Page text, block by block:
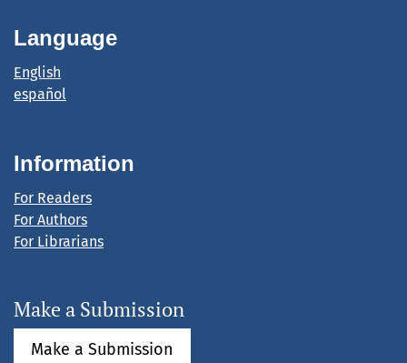
Language
English
español
Information
For Readers
For Authors
For Librarians
Make a Submission
Make a Submission